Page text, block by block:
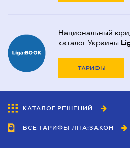
Национальный
каталог Украины
ТАРИФЫ
КАТАЛОГ РЕШЕНИЙ
ВСЕ ТАРИФЫ ЛІГА:ЗАКОН